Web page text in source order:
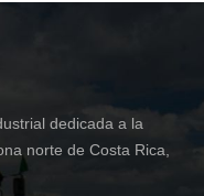
dedicada a la
norte de Costa Rica,